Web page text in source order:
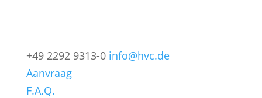
+49 2292 9313-0 info@hvc.de
Aanvraag
F.A.Q.